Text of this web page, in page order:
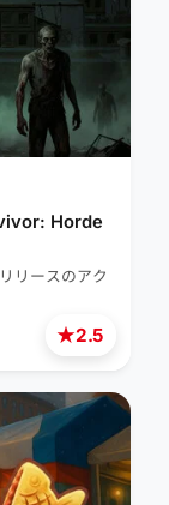
★2.5
Horde
リースのアク